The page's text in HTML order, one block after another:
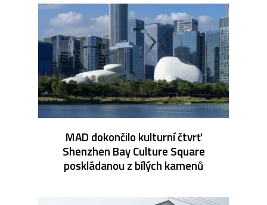
MAD dokončilo kulturní čtvrť
Shenzhen Bay Culture Square
poskládanou z bílých kamenů